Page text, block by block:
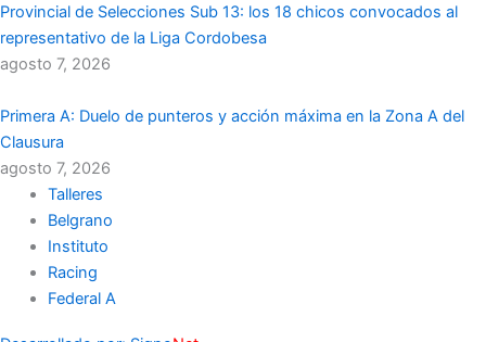
Provincial de Selecciones Sub 13: los 18 chicos convocados al
representativo de la Liga Cordobesa
agosto 7, 2026
Primera A: Duelo de punteros y acción máxima en la Zona A del
Clausura
agosto 7, 2026
Talleres
Belgrano
Instituto
Racing
Federal A